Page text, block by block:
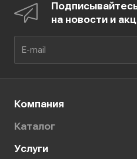
на новости и
Компания
Каталог
Услуги